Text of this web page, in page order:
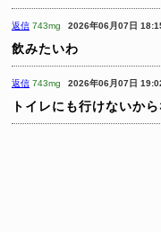
返信 743mg 2026年06月07日
飲みたいわ
返信 743mg 2026年06月07日
トイレにも行けないから